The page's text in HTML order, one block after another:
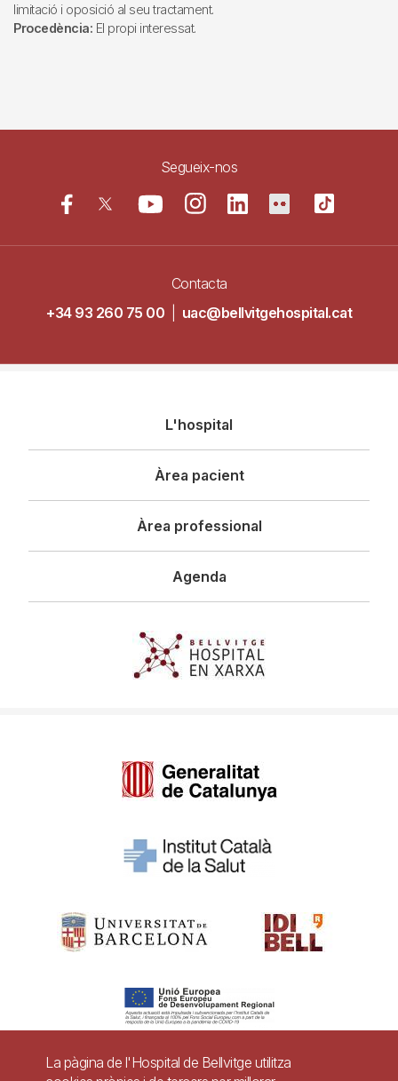
limitació i oposició al seu tractament.
Procedència: El propi interessat.
Segueix-nos
Contacta
+34 93 260 75 00
uac@bellvitgehospital.cat
principal
L'hospital
Àrea pacient
Àrea professional
Agenda
La pàgina de l'Hospital de Bellvitge utilitza